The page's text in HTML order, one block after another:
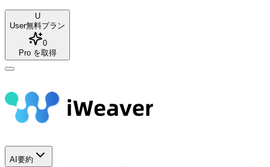
U
User無料プラン
0
Pro を取得
AI要約